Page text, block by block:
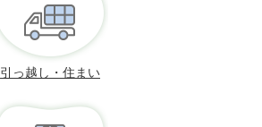
引っ越し・住まい